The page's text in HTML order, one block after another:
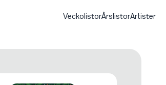
VeckolistorÅrslistorArtister